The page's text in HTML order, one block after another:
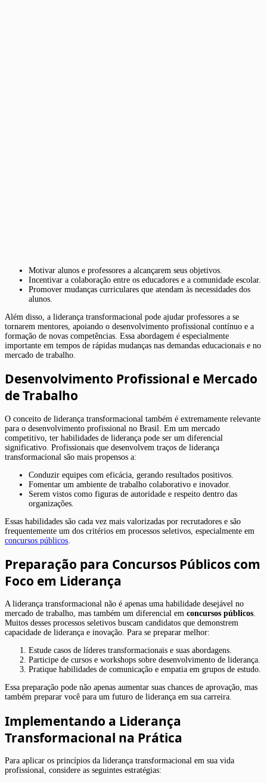
Motivar alunos e professores a alcançarem seus objetivos.
Incentivar a colaboração entre os educadores e a comunidade escolar.
Promover mudanças curriculares que atendam às necessidades dos
alunos.
Além disso, a liderança transformacional pode ajudar professores a se
tornarem mentores, apoiando o desenvolvimento profissional contínuo e a
formação de novas competências. Essa abordagem é especialmente
importante em tempos de rápidas mudanças nas demandas educacionais e no
mercado de trabalho.
Desenvolvimento Profissional e Mercado
de Trabalho
O conceito de liderança transformacional também é extremamente relevante
para o desenvolvimento profissional no Brasil. Em um mercado
competitivo, ter habilidades de liderança pode ser um diferencial
significativo. Profissionais que desenvolvem traços de liderança
transformacional são mais propensos a:
Conduzir equipes com eficácia, gerando resultados positivos.
Fomentar um ambiente de trabalho colaborativo e inovador.
Serem vistos como figuras de autoridade e respeito dentro das
organizações.
Essas habilidades são cada vez mais valorizadas por recrutadores e são
frequentemente um dos critérios em processos seletivos, especialmente em
concursos públicos
Preparação para Concursos Públicos com
Foco em Liderança
A liderança transformacional não é apenas uma habilidade desejável no
mercado de trabalho, mas também um diferencial em concursos públicos.
Muitos desses processos seletivos buscam candidatos que demonstrem
capacidade de liderança e inovação. Para se preparar melhor:
Estude casos de líderes transformacionais e suas abordagens.
Participe de cursos e workshops sobre desenvolvimento de liderança.
Pratique habilidades de comunicação e empatia em grupos de estudo.
Essa preparação pode não apenas aumentar suas chances de aprovação, mas
também preparar você para um futuro de liderança em sua carreira.
Implementando a Liderança
Transformacional na Prática
Para aplicar os princípios da liderança transformacional em sua vida
profissional, considere as seguintes estratégias: